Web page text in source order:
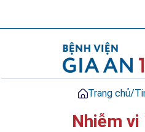
Trang chủ/
Nhiễm